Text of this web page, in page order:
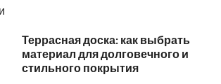
Террасная доска: как выбрать
материал для долговечного и
стильного покрытия